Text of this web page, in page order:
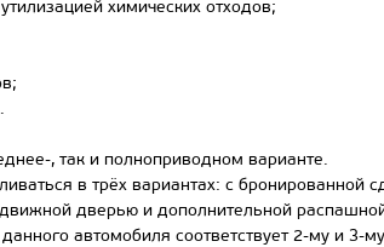
химических отходов;
, так и полноприводном варианте.
в трёх вариантах: с
дверью и дополнительной
автомобиля соответствует 2-му и 3-